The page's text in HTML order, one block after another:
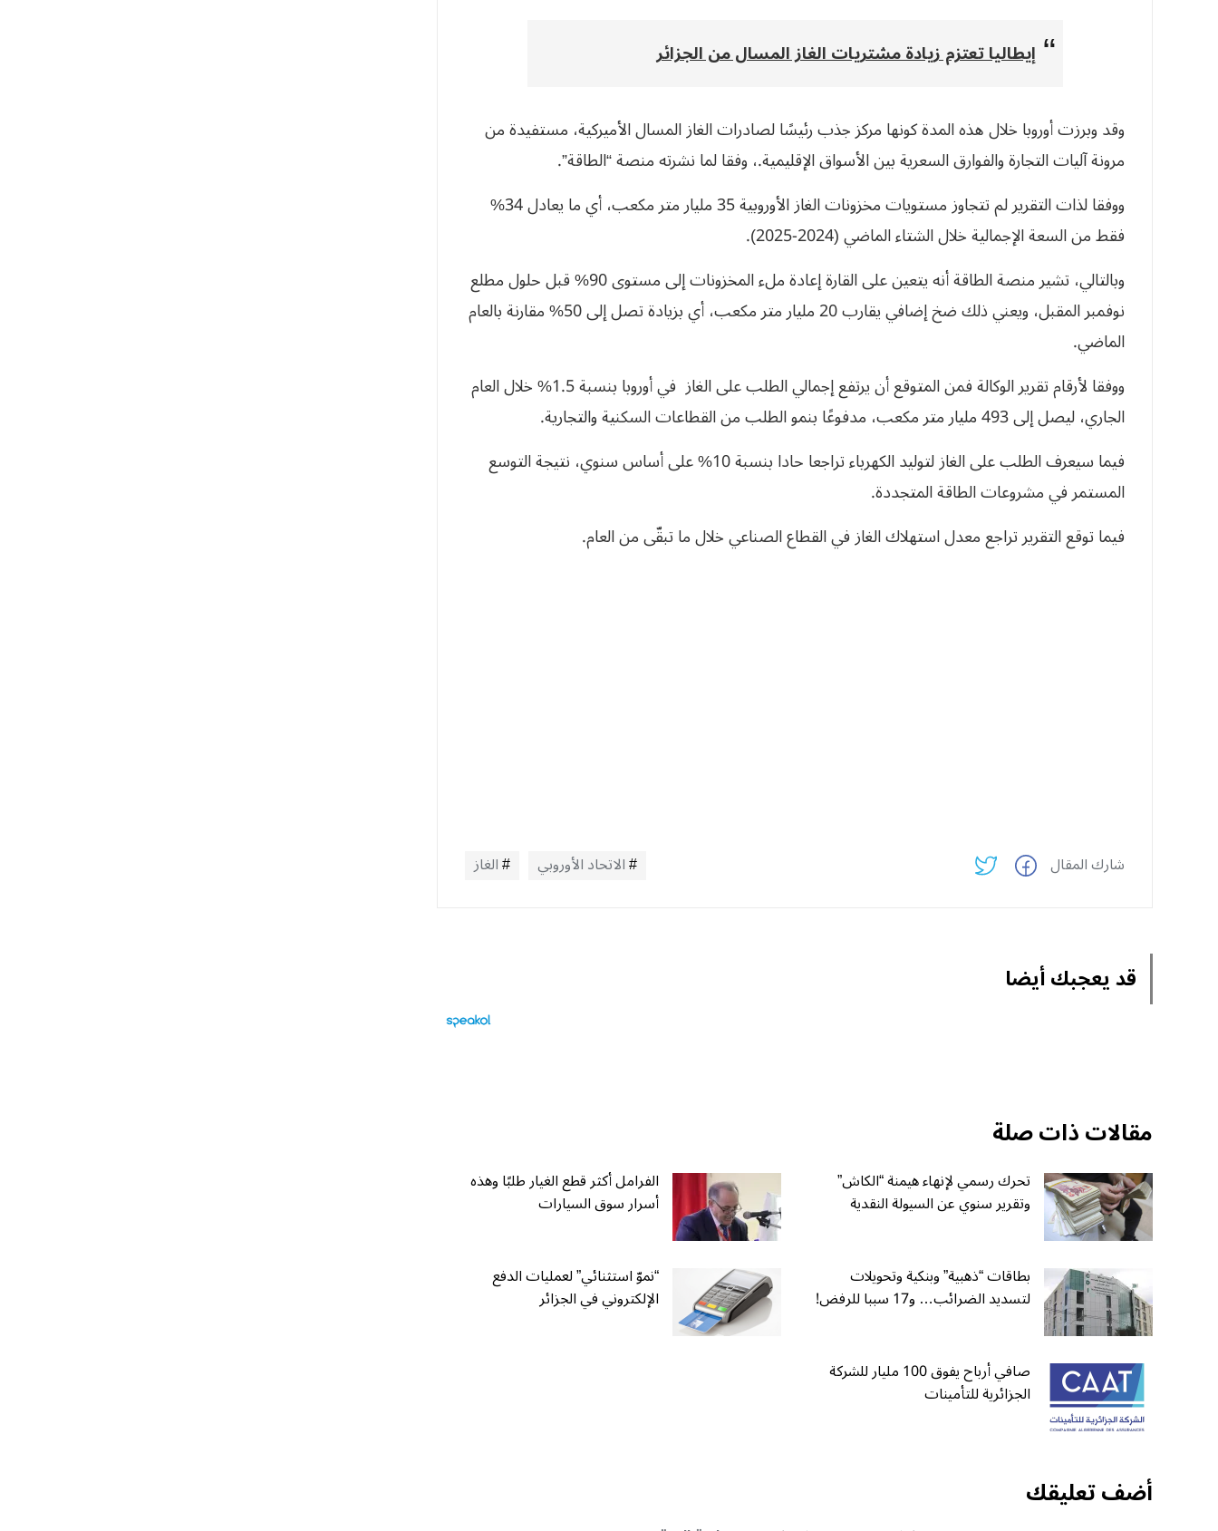
إيطاليا تعتزم زيادة مشتريات الغاز المسال من الجزائر
وقد وبرزت أوروبا خلال هذه المدة كونها مركز جذب رئيسًا لصادرات الغاز المسال الأميركية، مستفيدة من
مرونة آليات التجارة والفوارق السعرية بين الأسواق الإقليمية.، وفقا لما نشرته منصة “الطاقة”.
ووفقا لذات التقرير لم تتجاوز مستويات مخزونات الغاز الأوروبية 35 مليار متر مكعب، أي ما يعادل 34%
فقط من السعة الإجمالية خلال الشتاء الماضي (2024-2025).
وبالتالي، تشير منصة الطاقة أنه يتعين على القارة إعادة ملء المخزونات إلى مستوى 90% قبل حلول مطلع
نوفمبر المقبل، ويعني ذلك ضخ إضافي يقارب 20 مليار متر مكعب، أي بزيادة تصل إلى 50% مقارنة بالعام
الماضي.
ووفقا لأرقام تقرير الوكالة فمن المتوقع أن يرتفع إجمالي الطلب على الغاز في أوروبا بنسبة 1.5% خلال العام
الجاري، ليصل إلى 493 مليار متر مكعب، مدفوعًا بنمو الطلب من القطاعات السكنية والتجارية.
فيما سيعرف الطلب على الغاز لتوليد الكهرباء تراجعا حادا بنسبة 10% على أساس سنوي، نتيجة التوسع
المستمر في مشروعات الطاقة المتجددة.
فيما توقع التقرير تراجع معدل استهلاك الغاز في القطاع الصناعي خلال ما تبقّى من العام.
شارك المقال الاتحاد الأوروبي الغاز
قد يعجبك أيضا
مقالات ذات صلة
تحرك رسمي لإنهاء هيمنة “الكاش”
وتقرير سنوي عن السيولة النقدية
الفرامل أكثر قطع الغيار طلبًا وهذه
أسرار سوق السيارات
بطاقات “ذهبية” وبنكية وتحويلات
لتسديد الضرائب… و17 سببا للرفض!
“نموّ استثنائي” لعمليات الدفع
الإلكتروني في الجزائر
صافي أرباح يفوق 100 مليار للشركة
الجزائرية للتأمينات
أضف تعليقك